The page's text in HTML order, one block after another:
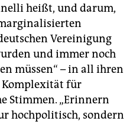
heißt, und darum,
Vereinigung
und immer noch
müssen“ – in all ihren
Komplexität für
Stimmen. „Erinnern
hochpolitisch, sondern